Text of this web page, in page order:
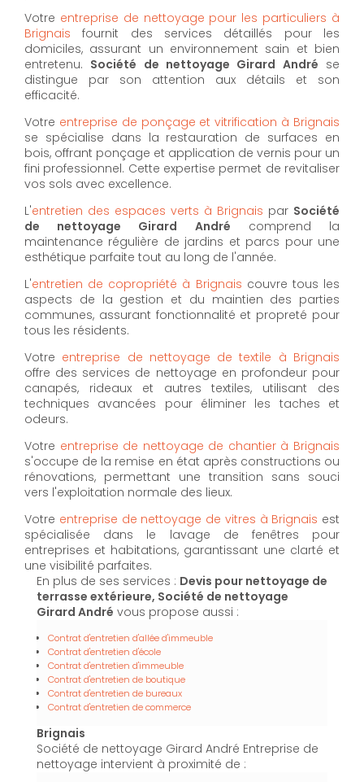
Votre entreprise de nettoyage pour les particuliers à
Brignais fournit des services détaillés pour les
domiciles, assurant un environnement sain et bien
entretenu. Société de nettoyage Girard André se
distingue par son attention aux détails et son
efficacité.
Votre entreprise de ponçage et vitrification à Brignais
se spécialise dans la restauration de surfaces en
bois, offrant ponçage et application de vernis pour un
fini professionnel. Cette expertise permet de revitaliser
vos sols avec excellence.
L'entretien des espaces verts à Brignais par Société
de nettoyage Girard André comprend la
maintenance régulière de jardins et parcs pour une
esthétique parfaite tout au long de l'année.
L'entretien de copropriété à Brignais couvre tous les
aspects de la gestion et du maintien des parties
communes, assurant fonctionnalité et propreté pour
tous les résidents.
Votre entreprise de nettoyage de textile à Brignais
offre des services de nettoyage en profondeur pour
canapés, rideaux et autres textiles, utilisant des
techniques avancées pour éliminer les taches et
odeurs.
Votre entreprise de nettoyage de chantier à Brignais
s'occupe de la remise en état après constructions ou
rénovations, permettant une transition sans souci
vers l'exploitation normale des lieux.
Votre entreprise de nettoyage de vitres à Brignais est
spécialisée dans le lavage de fenêtres pour
entreprises et habitations, garantissant une clarté et
une visibilité parfaites.
En plus de ses services : Devis pour nettoyage de
terrasse extérieure, Société de nettoyage
Girard André vous propose aussi :
Contrat d'entretien d'allée d'immeuble
Contrat d'entretien d'école
Contrat d'entretien d'immeuble
Contrat d'entretien de boutique
Contrat d'entretien de bureaux
Contrat d'entretien de commerce
Brignais
Société de nettoyage Girard André Entreprise de
nettoyage intervient à proximité de :